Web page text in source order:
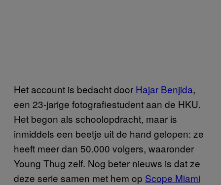
Het account is bedacht door Hajar Benjida,
een 23-jarige fotografiestudent aan de HKU.
Het begon als schoolopdracht, maar is
inmiddels een beetje uit de hand gelopen: ze
heeft meer dan 50.000 volgers, waaronder
Young Thug zelf. Nog beter nieuws is dat ze
deze serie samen met hem op Scope Miami